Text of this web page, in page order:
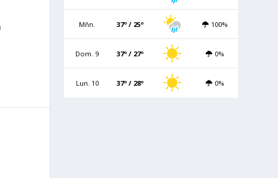
Mñn. 37º / 25º 100%
Dom. 9 37º / 27º 0%
Lun. 10 37º / 28º 0%